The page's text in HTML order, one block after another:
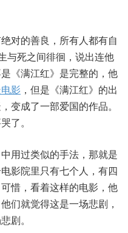
对的善良，所有人都有自
与死之间徘徊，说出连他
《满江红》是完整的，他
影 ，但是《满江红》的出
变成了一部爱国的作品。
了。
用过类似的手法，那就是
影院里只有七个人，有四
惜，看着这样的电影，他
们就觉得这是一场悲剧，
剧。